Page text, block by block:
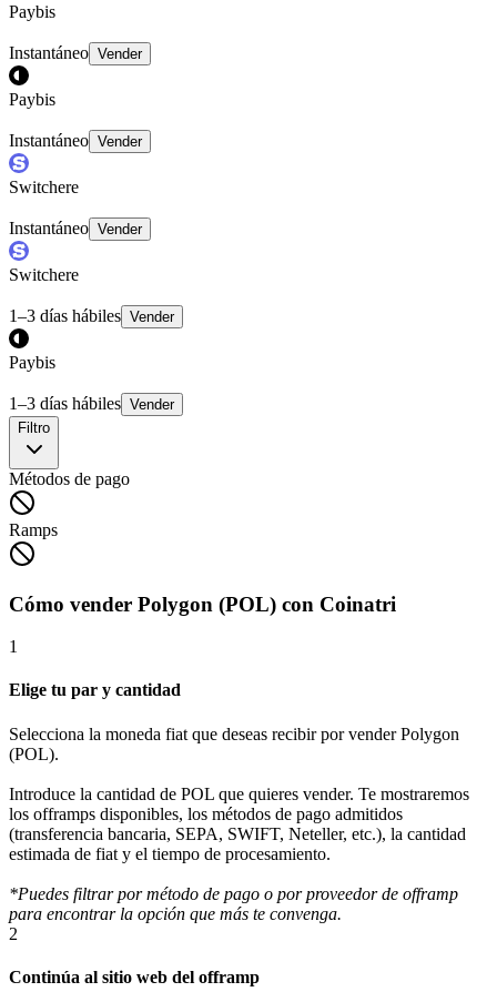
Paybis
Instantáneo Vender
Paybis
Instantáneo Vender
Switchere
Instantáneo Vender
Switchere
1–3 días hábiles Vender
Paybis
1–3 días hábiles Vender
Filtro
Métodos de pago
Ramps
Cómo vender Polygon (POL) con Coinatri
1
Elige tu par y cantidad
Selecciona la moneda fiat que deseas recibir por vender Polygon
(POL).
Introduce la cantidad de POL que quieres vender. Te mostraremos
los offramps disponibles, los métodos de pago admitidos
(transferencia bancaria, SEPA, SWIFT, Neteller, etc.), la cantidad
estimada de fiat y el tiempo de procesamiento.
*Puedes filtrar por método de pago o por proveedor de offramp
para encontrar la opción que más te convenga.
2
Continúa al sitio web del offramp